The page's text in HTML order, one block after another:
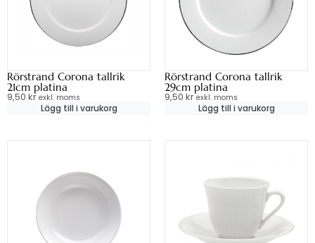
Rörstrand Corona tallrik
21cm platina
9,50 kr exkl. moms
Lägg till i varukorg
Rörstrand Corona tallrik
29cm platina
9,50 kr exkl. moms
Lägg till i varukorg